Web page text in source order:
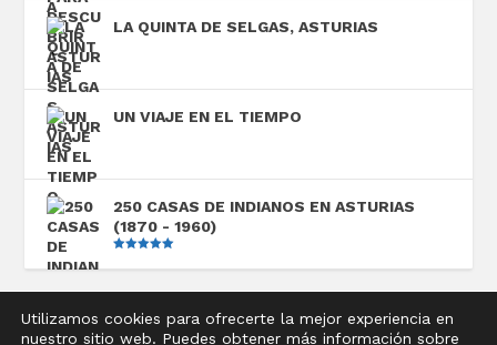
LA QUINTA DE SELGAS, ASTURIAS
UN VIAJE EN EL TIEMPO
250 CASAS DE INDIANOS EN ASTURIAS
(1870 - 1960)
5
Utilizamos cookies para ofrecerte la mejor experiencia en
nuestro sitio web. Puedes obtener más información sobre